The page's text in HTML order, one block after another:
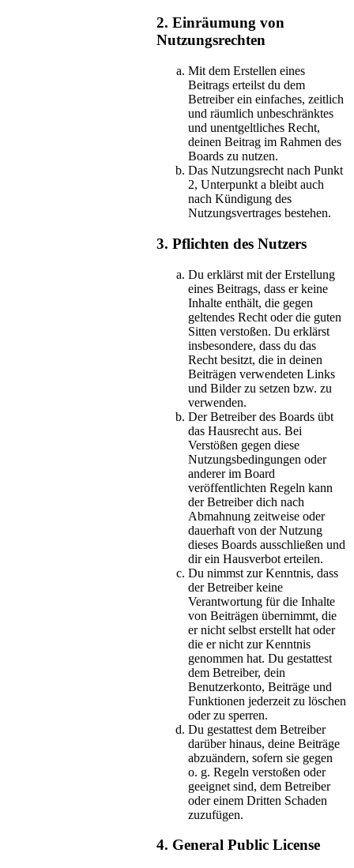
2. Einräumung von
Nutzungsrechten
Mit dem Erstellen eines
Beitrags erteilst du dem
Betreiber ein einfaches, zeitlich
und räumlich unbeschränktes
und unentgeltliches Recht,
deinen Beitrag im Rahmen des
Boards zu nutzen.
Das Nutzungsrecht nach Punkt
2, Unterpunkt a bleibt auch
nach Kündigung des
Nutzungsvertrages bestehen.
3. Pflichten des Nutzers
Du erklärst mit der Erstellung
eines Beitrags, dass er keine
Inhalte enthält, die gegen
geltendes Recht oder die guten
Sitten verstoßen. Du erklärst
insbesondere, dass du das
Recht besitzt, die in deinen
Beiträgen verwendeten Links
und Bilder zu setzen bzw. zu
verwenden.
Der Betreiber des Boards übt
das Hausrecht aus. Bei
Verstößen gegen diese
Nutzungsbedingungen oder
anderer im Board
veröffentlichten Regeln kann
der Betreiber dich nach
Abmahnung zeitweise oder
dauerhaft von der Nutzung
dieses Boards ausschließen und
dir ein Hausverbot erteilen.
Du nimmst zur Kenntnis, dass
der Betreiber keine
Verantwortung für die Inhalte
von Beiträgen übernimmt, die
er nicht selbst erstellt hat oder
die er nicht zur Kenntnis
genommen hat. Du gestattest
dem Betreiber, dein
Benutzerkonto, Beiträge und
Funktionen jederzeit zu löschen
oder zu sperren.
Du gestattest dem Betreiber
darüber hinaus, deine Beiträge
abzuändern, sofern sie gegen
o. g. Regeln verstoßen oder
geeignet sind, dem Betreiber
oder einem Dritten Schaden
zuzufügen.
4. General Public License